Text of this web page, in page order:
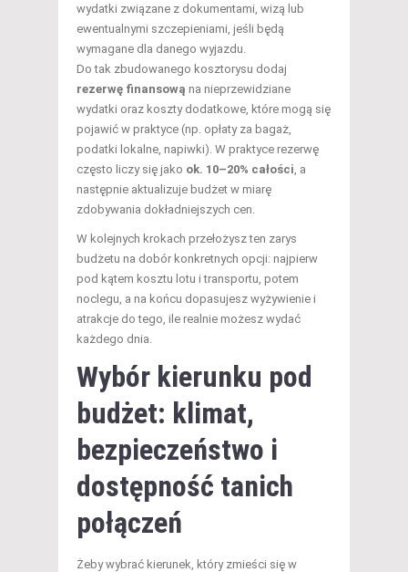
wydatki związane z dokumentami, wizą lub
ewentualnymi szczepieniami, jeśli będą
wymagane dla danego wyjazdu.
Do tak zbudowanego kosztorysu dodaj
rezerwę finansową na nieprzewidziane
wydatki oraz koszty dodatkowe, które mogą się
pojawić w praktyce (np. opłaty za bagaż,
podatki lokalne, napiwki). W praktyce rezerwę
często liczy się jako ok. 10–20% całości , a
następnie aktualizuje budżet w miarę
zdobywania dokładniejszych cen.
W kolejnych krokach przełożysz ten zarys
budżetu na dobór konkretnych opcji: najpierw
pod kątem kosztu lotu i transportu, potem
noclegu, a na końcu dopasujesz wyżywienie i
atrakcje do tego, ile realnie możesz wydać
każdego dnia.
Wybór kierunku pod
budżet: klimat,
bezpieczeństwo i
dostępność tanich
połączeń
Żeby wybrać kierunek, który zmieści się w